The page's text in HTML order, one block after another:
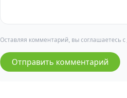
Оставляя комментарий, вы соглашаетесь с
Отправить комментарий